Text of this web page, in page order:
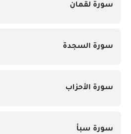
سورة لقمان
سورة السجدة
سورة الأحزاب
سورة سبأ